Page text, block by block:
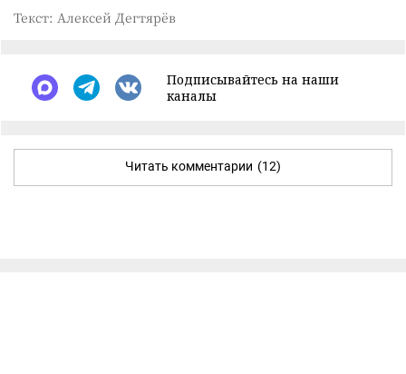
Текст: Алексей Дегтярёв
Подписывайтесь на наши
каналы
Читать комментарии (12)